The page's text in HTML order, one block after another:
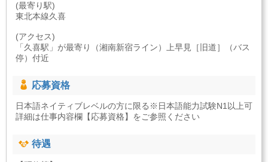
(最寄り駅)
東北本線久喜
(アクセス)
「久喜駅」が最寄り（湘南新宿ライン）上早見［旧道］（バス
停）付近
応募資格
日本語ネイティブレベルの方に限る※日本語能力試験N1以上可
詳細は仕事内容欄【応募資格】をご参照ください
待遇